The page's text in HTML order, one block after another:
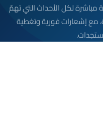
لكم متابعة مباشرة لكل الأحداث التي تهمّ
مع إشعارات فورية وتغطية